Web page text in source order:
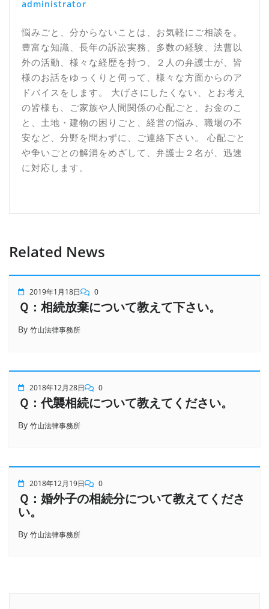
administrator
悩みごと、分からないことは、お気軽にご相談を。
豊富な知識、長年の訴訟実務、多数の経験、法曹以
外の活動、様々な経歴を持つ、２人の弁護士が、皆
様のお話をゆっくりと伺って、様々な方面からのア
ドバイスをします。 大げさにしたくない、とお考え
の皆様も、ご家族や人間関係の心配ごと、お金のこ
と、土地・建物の困りごと、経営の悩み、職場の不
安など、分野を問わずに、ご連絡下さい。 心配ごと
や争いごとの解消をめざして、弁護士２名が、迅速
に対応します。
Related News
2019年1月18日 0
Ｑ：相続放棄について教えて下さい。
By 竹山法律事務所
2018年12月28日 0
Ｑ：代襲相続について教えてください。
By 竹山法律事務所
2018年12月19日 0
Ｑ：婚外子の相続分について教えてくださ
い。
By 竹山法律事務所